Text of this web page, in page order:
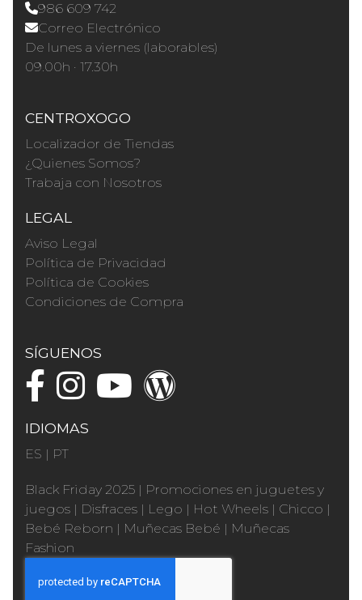
986 609 742
Correo Electrónico
De lunes a viernes (laborables)
09.00h · 17.30h
CENTROXOGO
Localizador de Tiendas
¿Quienes Somos?
Trabaja con Nosotros
LEGAL
Aviso Legal
Política de Privacidad
Política de Cookies
Condiciones de Compra
SÍGUENOS
IDIOMAS
ES | PT
Black Friday 2025 | Promociones en juguetes y
juegos | Disfraces | Lego | Hot Wheels | Chicco |
Bebé Reborn | Muñecas Bebé | Muñecas
Fashion